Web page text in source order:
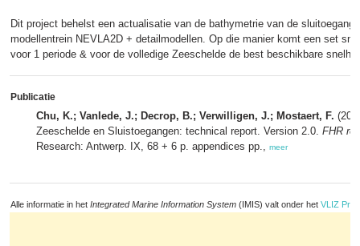
Dit project behelst een actualisatie van de bathymetrie van de
modellentrein NEVLA2D + detailmodellen. Op die manier komt een set
voor 1 periode & voor de volledige Zeeschelde de best beschikbare
Publicatie
Chu, K.; Vanlede, J.; Decrop, B.; Verwilligen, J.; Mostaert, F.
Zeeschelde en Sluistoegangen: technical report. Version 2.0. FHR
Research: Antwerp. IX, 68 + 6 p. appendices pp., meer
Alle informatie in het Integrated Marine Information System (IMIS) valt onder het VLIZ